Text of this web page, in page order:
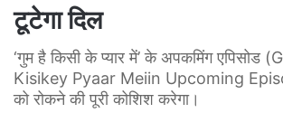
टूटेगा दिल
‘गुम है किसी के प्यार में’ के अपकमिंग एपिसोड
Kisikey Pyaar Meiin Upcoming
को रोकने की पूरी कोशिश करेगा।